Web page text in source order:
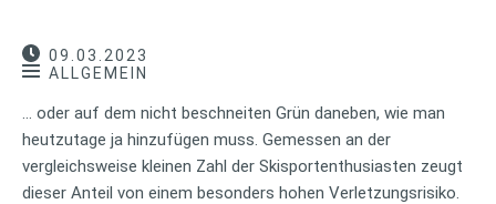
09.03.2023
ALLGEMEIN
… oder auf dem nicht beschneiten Grün daneben, wie man
heutzutage ja hinzufügen muss. Gemessen an der
vergleichsweise kleinen Zahl der Skisportenthusiasten zeugt
dieser Anteil von einem besonders hohen Verletzungsrisiko.